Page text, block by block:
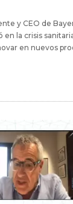
y CEO de
la crisis
en nuevos